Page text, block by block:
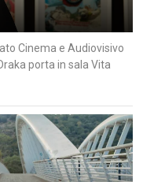
Cinema e Audiovisivo
porta in sala Vita